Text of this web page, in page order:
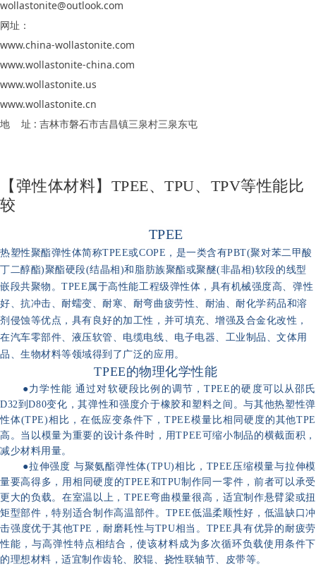
wollastonite@outlook.com
网址：
www.china-wollastonite.com
www.wollastonite-china.com
www.wollastonite.us
www.wollastonite.cn
地 址 : 吉林市磐石市吉昌镇三泉村三泉东屯
【弹性体材料】TPEE、TPU、TPV等性能比
较
TPEE
热塑性聚酯弹性体简称TPEE或COPE，是一类含有PBT(聚对苯二甲酸
丁二醇酯)聚酯硬段(结晶相)和脂肪族聚酯或聚醚(非晶相)软段的线型
嵌段共聚物。TPEE属于高性能工程级弹性体，具有机械强度高、弹性
好、抗冲击、耐蠕变、耐寒、耐弯曲疲劳性、耐油、耐化学药品和溶
剂侵蚀等优点，具有良好的加工性，并可填充、增强及合金化改性，
在汽车零部件、液压软管、电缆电线、电子电器、工业制品、文体用
品、生物材料等领域得到了广泛的应用。
TPEE的物理化学性能
●力学性能 通过对软硬段比例的调节，TPEE的硬度可以从邵氏
D32到D80变化，其弹性和强度介于橡胶和塑料之间。与其他热塑性弹
性体(TPE)相比，在低应变条件下，TPEE模量比相同硬度的其他TPE
高。当以模量为重要的设计条件时，用TPEE可缩小制品的横截面积，
减少材料用量。
●拉伸强度 与聚氨酯弹性体(TPU)相比，TPEE压缩模量与拉伸模
量要高得多，用相同硬度的TPEE和TPU制作同一零件，前者可以承受
更大的负载。在室温以上，TPEE弯曲模量很高，适宜制作悬臂梁或扭
矩型部件，特别适合制作高温部件。TPEE低温柔顺性好，低温缺口冲
击强度优于其他TPE，耐磨耗性与TPU相当。TPEE具有优异的耐疲劳
性能，与高弹性特点相结合，使该材料成为多次循环负载使用条件下
的理想材料，适宜制作齿轮、胶辊、挠性联轴节、皮带等。